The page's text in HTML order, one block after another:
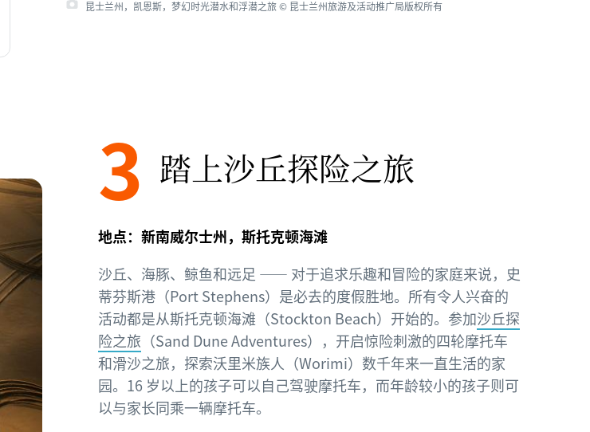
昆士兰州，凯恩斯，梦幻时光潜水和浮潜之旅 © 昆士兰州旅游及活动推广局版权所有
3 踏上沙丘探险之旅
地点：新南威尔士州，斯托克顿海滩
沙丘、海豚、鲸鱼和远足 —— 对于追求乐趣和冒险的家庭来说，史
蒂芬斯港（Port Stephens）是必去的度假胜地。所有令人兴奋的
活动都是从斯托克顿海滩（Stockton Beach）开始的。参加沙丘探
险之旅 （Sand Dune Adventures），开启惊险刺激的四轮摩托车
和滑沙之旅，探索沃里米族人（Worimi）数千年来一直生活的家
园。16 岁以上的孩子可以自己驾驶摩托车，而年龄较小的孩子则可
以与家长同乘一辆摩托车。